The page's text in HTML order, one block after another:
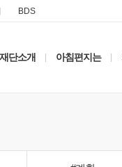
BDS
재단소개 아침편지는